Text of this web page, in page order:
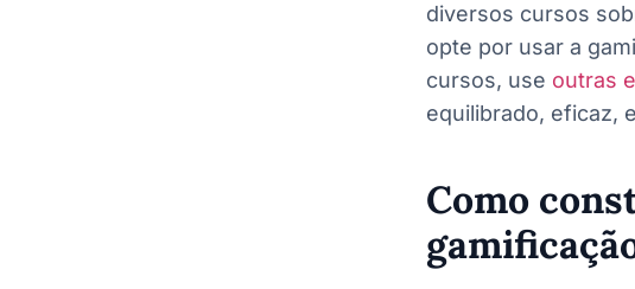
diversos cursos
opte por usar a
cursos, use outras
equilibrado, eficaz,
Como